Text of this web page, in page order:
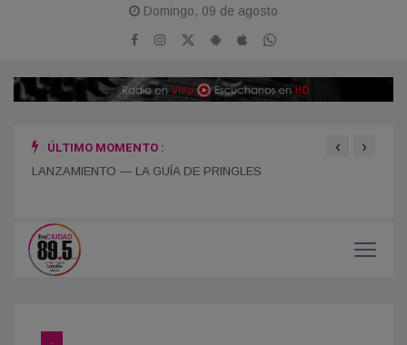
Domingo, 09 de agosto
ÚLTIMO MOMENTO :
LANZAMIENTO — LA GUÍA DE PRINGLES
‹ ›
.